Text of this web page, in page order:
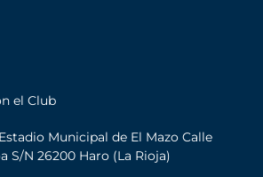
el Club
Municipal de El Mazo Calle
S/N 26200 Haro (La Rioja)